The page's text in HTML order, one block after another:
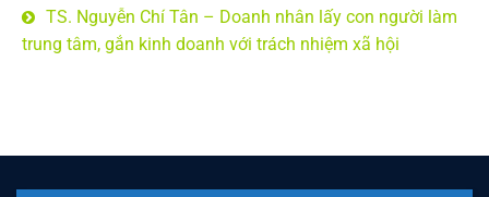
TS. Nguyễn Chí Tân – Doanh nhân lấy con người làm
trung tâm, gắn kinh doanh với trách nhiệm xã hội